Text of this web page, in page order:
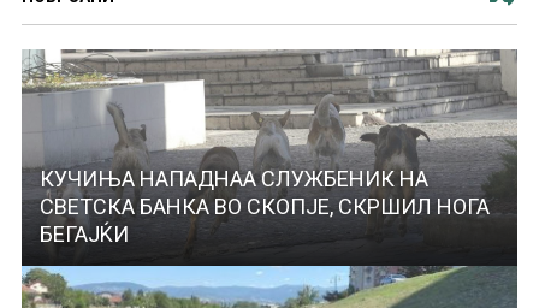
КУЧИЊА НАПАДНАА СЛУЖБЕНИК НА
СВЕТСКА БАНКА ВО СКОПЈЕ, СКРШИЛ НОГА
БЕГАЈЌИ